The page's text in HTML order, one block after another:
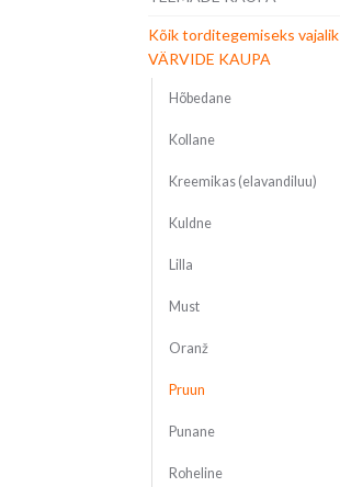
Kõik torditegemiseks vajalik
VÄRVIDE KAUPA
Hõbedane
Kollane
Kreemikas (elavandiluu)
Kuldne
Lilla
Must
Oranž
Pruun
Punane
Roheline